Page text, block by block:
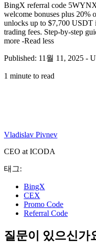
BingX referral code
welcome bonuses plus
unlocks up to $7,700 USDT
trading fees. Step-by-step
more -Read less
Published: 11월 11, 2025 -
1 minute to read
Vladislav Pivnev
CEO at ICODA
태그:
BingX
CEX
Promo Code
Referral Code
질문이 있으신가